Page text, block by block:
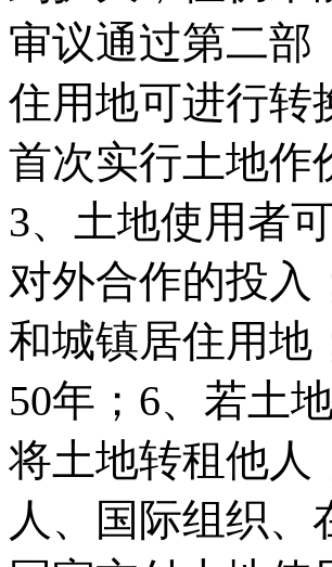
审议通过第二部
住用地可进行转
首次实行土地作
3、土地使用者
对外合作的投入
和城镇居住用地
50年；6、若土
将土地转租他人
人、国际组织